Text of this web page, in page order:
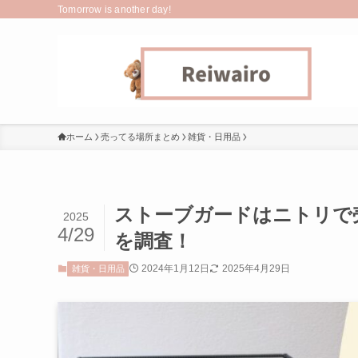
Tomorrow is another day!
ホーム 売ってる場所まとめ 雑貨・日用品
ストーブガードはニトリ
を調査！
2025
4/29
雑貨・日用品 2024年1月12日 2025年4月29日